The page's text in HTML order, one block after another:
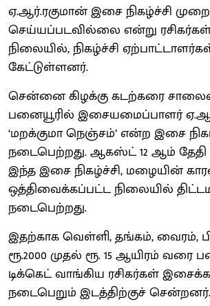
ஏ.ஆர்.ரகுமான் இசை நிகழ்ச்சி
செய்யப்படவில்லை என்று ரசிகர்கள்
நிலையில், நிகழ்ச்சி
கேட்டுள்ளனர்.
சென்னை கிழக்கு கடற்கரை
பனையூரில் இசையமைப்பாளர்
‘மறக்குமா நெஞ்சம்’ என்ற இசை
நடைபெற்றது. ஆகஸ்ட் 12 ஆம் தேதி
இந்த இசை நிகழ்ச்சி, மழையின்
ஒத்திவைக்கப்பட்ட நிலையில்
நடைபெற்றது.
இதற்காக வெள்ளி, தங்கம், வைரம்,
ரூ.2000 முதல் ரூ. 15 ஆயிரம் வரை
டிக்கெட் வாங்கிய ரசிகர்கள்
நடைபெறும் இடத்திற்குச் சென்றனர்.